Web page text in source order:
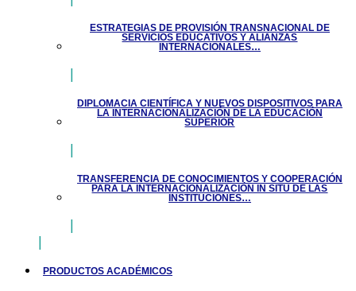
ESTRATEGIAS DE PROVISIÓN TRANSNACIONAL DE
SERVICIOS EDUCATIVOS Y ALIANZAS
INTERNACIONALES…
DIPLOMACIA CIENTÍFICA Y NUEVOS DISPOSITIVOS PARA
LA INTERNACIONALIZACIÓN DE LA EDUCACIÓN
SUPERIOR
TRANSFERENCIA DE CONOCIMIENTOS Y COOPERACIÓN
PARA LA INTERNACIONALIZACIÓN IN SITU DE LAS
INSTITUCIONES…
PRODUCTOS ACADÉMICOS